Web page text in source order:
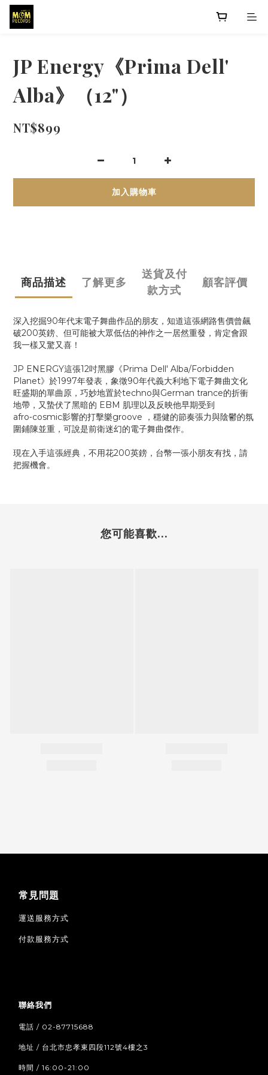
JP Energy《Prima Dell'
Alba》（12"）
NT$899
加入購物車
商品描述 了解更多
送貨及付
款方式
顧客評價
深入挖掘90年代末電子舞曲作品的朋友，知道這張網路售價曾飆
破200英鎊、但可能被大眾低估的神作之一居然重發，肯定會跟
我一樣又驚又喜！
JP ENERGY這張12吋黑膠《Prima Dell' Alba/Forbidden
Planet》於1997年發表，象徵90年代義大利地下電子舞曲文化
旺盛期的單曲原，巧妙地置於techno與German trance的折衝
地帶，又蟄伏了黑暗的 EBM 肌理以及反映他早期受到
afro‑cosmic影響的打擊樂groove ，穩健的節奏張力與陰鬱的氛
圍鋪陳並重，可說是前衛迷幻的電子舞曲傑作。
現在入手這張經典，不用花200英鎊，台幣一張小朋友有找，請
把握機會。
您可能喜歡...
常見問題
運送服務方式
付款服務方式
聯絡我們
電話 / 02-87715688
地址 / 台北市忠孝東四段112號4樓之3
時間 / 16:00-21:00